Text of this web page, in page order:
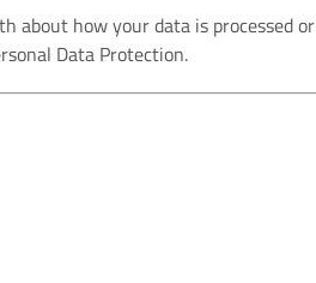
how your data is processed
Data Protection.